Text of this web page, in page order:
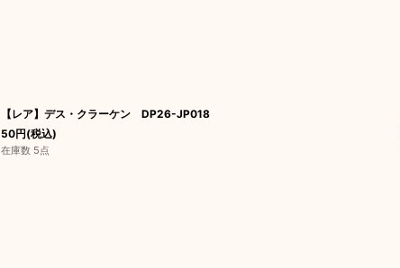
【レア】デス・クラーケン DP26-JP018
50円(税込)
在庫数 5点